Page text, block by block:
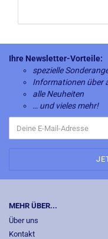
Ihre Newsletter-Vorteile:
spezielle
Informationen über
alle Neuheiten
… und vieles mehr!
MEHR ÜBER...
Über uns
Kontakt